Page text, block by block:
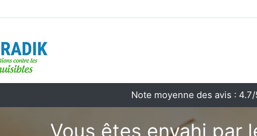
Note moyenne des avis : 4.7/
Vous êtes envahi par